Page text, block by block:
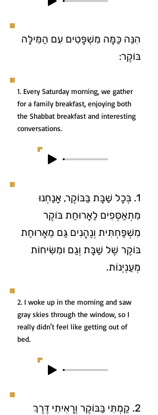
הִנֵּה כַּמָּה מִשְׁפָּטִים עִם הַמִּילָּה
בּוֹקֶר:
1. Every Saturday morning, we gather
for a family breakfast, enjoying both
the Shabbat breakfast and interesting
conversations.
1. בְּכָל שַׁבָּת בַּבּוֹקֶר, אֲנַחְנוּ
מִתְאַסְּפִים לַאֲרוּחַת בּוֹקֶר
מִשְׁפַּחְתִּית וְנֶהֱנִים גַּם מֵאֲרוּחַת
בּוֹקֶר שֶׁל שַׁבָּת וְגַם ומִשִּׂיחוֹת
מְעַנְיְנוֹת.
2. I woke up in the morning and saw
gray skies through the window, so I
really didn't feel like getting out of
bed.
2. קַמְתִּי בַּבּוֹקֶר וְרָאִיתִי דֶּרֶךְ